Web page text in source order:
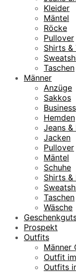
Kleider
Mäntel
Röcke
Pullover
Shirts &
Taschen
Männer
Anzüge
Sakkos
Business
Hemden
Jeans &
Jacken
Pullover
Mäntel
Schuhe
Shirts &
Taschen
Wäsche
Prospekt
Outfits
Männer
Outfit
Outfits